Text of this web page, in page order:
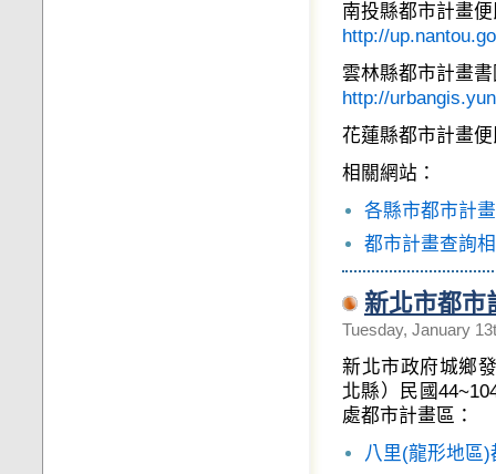
南投縣都市計畫
http://
雲林縣都市計畫
http://
花蓮縣都市計畫
相關網站：
各縣市都市計
都市計畫查詢
新北市都市
Tuesday, January
新北市政府城鄉
北縣）民國
處都市計畫區：
八里(龍形地區)